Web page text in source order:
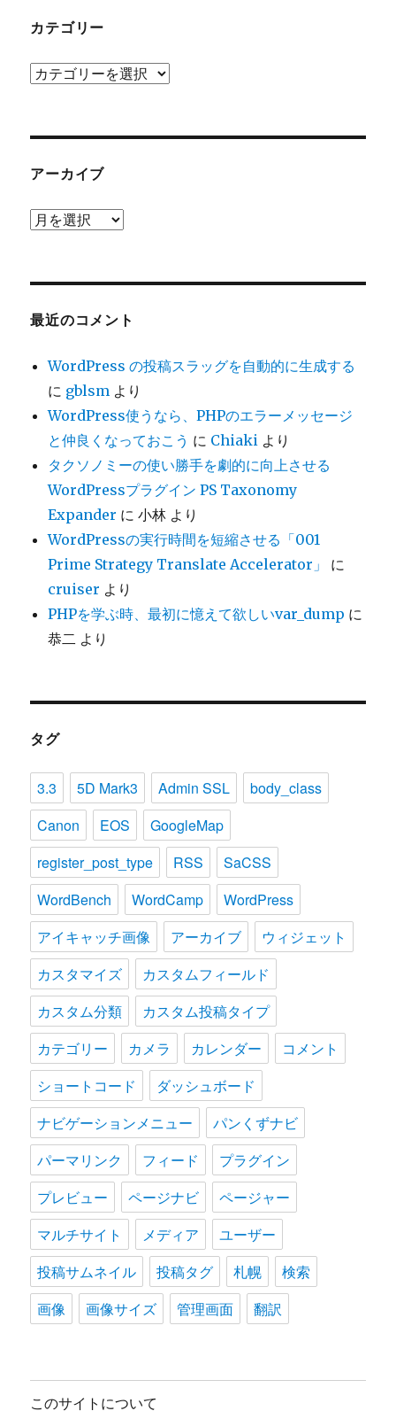
カテゴリー
カ
ー
アーカイブ
ア
ブ
最近のコメント
WordPress の投稿スラッグを自動的に生成する
に gblsm より
WordPress使うなら、PHPのエラーメッセージ
と仲良くなっておこう に Chiaki より
タクソノミーの使い勝手を劇的に向上させる
WordPressプラグイン PS Taxonomy
Expander に小林 より
WordPressの実行時間を短縮させる「001
Prime Strategy Translate Accelerator」
に
cruiser より
PHPを学ぶ時、最初に憶えて欲しいvar_dump に
恭二 より
タグ
3.3 5D Mark3 Admin SSL
body_class
Canon
EOS
GoogleMap
register_post_type
RSS
SaCSS
WordBench
WordCamp
WordPress
アイキャッチ画像
アーカイブ
ウィジェット
カスタマイズ
カスタムフィールド
カスタム分類
カスタム投稿タイプ
カテゴリー
カメラ カレンダー
コメント
ショートコード
ダッシュボード
ナビゲーションメニュー
パンくずナビ
パーマリンク
フィード
プラグイン
プレビュー
ページナビ
ページャー
マルチサイト
メディア
ユーザー
投稿サムネイル
投稿タグ 札幌
検索
画像
画像サイズ 管理画面 翻訳
このサイトについて